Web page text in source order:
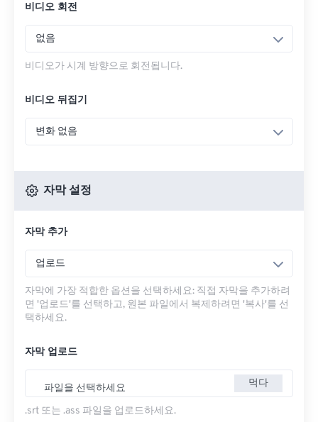
비디오 회전
없음
비디오가 시계 방향으로 회전됩니다.
비디오 뒤집기
변화 없음
자막 설정
자막 추가
업로드
자막에 가장 적합한 옵션을 선택하세요: 직접 자막을 추가하려
면 '업로드'를 선택하고, 원본 파일에서 복제하려면 '복사'를 선
택하세요.
자막 업로드
파일을 선택하세요 먹다
.srt 또는 .ass 파일을 업로드하세요.